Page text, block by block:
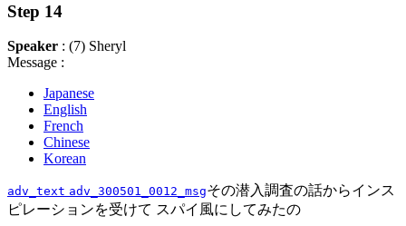
Step 14
Speaker : (7) Sheryl
Message :
Japanese
English
French
Chinese
Korean
adv_text adv_300501_0012_msgその潜入調査の話からインス
ピレーションを受けて スパイ風にしてみたの